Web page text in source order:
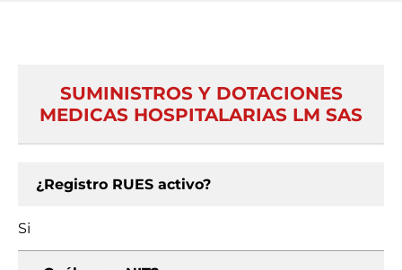
SUMINISTROS Y DOTACIONES
MEDICAS HOSPITALARIAS LM SAS
¿Registro RUES activo?
Si